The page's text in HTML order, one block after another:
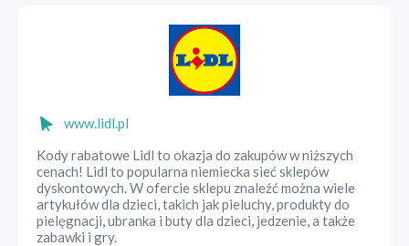
www.lidl.pl
Kody rabatowe Lidl to okazja do zakupów w niższych
cenach! Lidl to popularna niemiecka sieć sklepów
dyskontowych. W ofercie sklepu znaleźć można wiele
artykułów dla dzieci, takich jak pieluchy, produkty do
pielęgnacji, ubranka i buty dla dzieci, jedzenie, a także
zabawki i gry.